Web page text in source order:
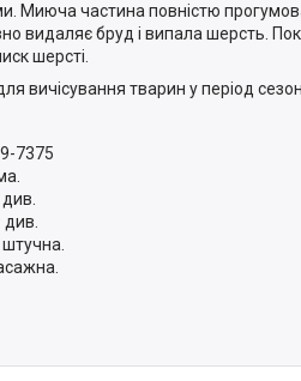
Миюча частина повністю
видаляє бруд і випала шерсть.
шерсті.
вичісування тварин у період
7375